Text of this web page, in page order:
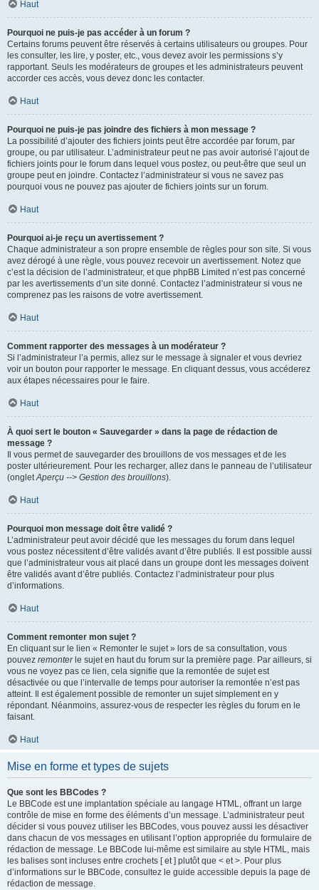
Haut
Pourquoi ne puis-je pas accéder à un forum ?
Certains forums peuvent être réservés à certains utilisateurs ou groupes. Pour
les consulter, les lire, y poster, etc., vous devez avoir les permissions s’y
rapportant. Seuls les modérateurs de groupes et les administrateurs peuvent
accorder ces accès, vous devez donc les contacter.
Haut
Pourquoi ne puis-je pas joindre des fichiers à mon message ?
La possibilité d’ajouter des fichiers joints peut être accordée par forum, par
groupe, ou par utilisateur. L’administrateur peut ne pas avoir autorisé l’ajout de
fichiers joints pour le forum dans lequel vous postez, ou peut-être que seul un
groupe peut en joindre. Contactez l’administrateur si vous ne savez pas
pourquoi vous ne pouvez pas ajouter de fichiers joints sur un forum.
Haut
Pourquoi ai-je reçu un avertissement ?
Chaque administrateur a son propre ensemble de règles pour son site. Si vous
avez dérogé à une règle, vous pouvez recevoir un avertissement. Notez que
c’est la décision de l’administrateur, et que phpBB Limited n’est pas concerné
par les avertissements d’un site donné. Contactez l’administrateur si vous ne
comprenez pas les raisons de votre avertissement.
Haut
Comment rapporter des messages à un modérateur ?
Si l’administrateur l’a permis, allez sur le message à signaler et vous devriez
voir un bouton pour rapporter le message. En cliquant dessus, vous accéderez
aux étapes nécessaires pour le faire.
Haut
À quoi sert le bouton « Sauvegarder » dans la page de rédaction de
message ?
Il vous permet de sauvegarder des brouillons de vos messages et de les
poster ultérieurement. Pour les recharger, allez dans le panneau de l’utilisateur
(ongletAperçu --> Gestion des brouillons).
Haut
Pourquoi mon message doit être validé ?
L’administrateur peut avoir décidé que les messages du forum dans lequel
vous postez nécessitent d’être validés avant d’être publiés. Il est possible aussi
que l’administrateur vous ait placé dans un groupe dont les messages doivent
être validés avant d’être publiés. Contactez l’administrateur pour plus
d’informations.
Haut
Comment remonter mon sujet ?
En cliquant sur le lien « Remonter le sujet » lors de sa consultation, vous
pouvez remonterle sujet en haut du forum sur la première page. Par ailleurs, si
vous ne voyez pas ce lien, cela signifie que la remontée de sujet est
désactivée ou que l’intervalle de temps pour autoriser la remontée n’est pas
atteint. Il est également possible de remonter un sujet simplement en y
répondant. Néanmoins, assurez-vous de respecter les règles du forum en le
faisant.
Haut
Mise en forme et types de sujets
Que sont les BBCodes ?
Le BBCode est une implantation spéciale au langage HTML, offrant un large
contrôle de mise en forme des éléments d’un message. L’administrateur peut
décider si vous pouvez utiliser les BBCodes, vous pouvez aussi les désactiver
dans chacun de vos messages en utilisant l’option appropriée du formulaire de
rédaction de message. Le BBCode lui-même est similaire au style HTML, mais
les balises sont incluses entre crochets [ et ] plutôt que < et >. Pour plus
d’informations sur le BBCode, consultez le guide accessible depuis la page de
rédaction de message.